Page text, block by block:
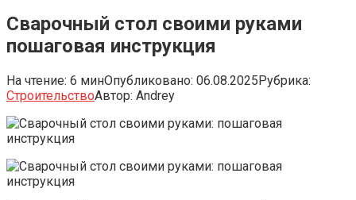
Сварочный стол своими руками
пошаговая инструкция
На чтение: 6 минОпубликовано: 06.08.2025Рубрика:
СтроительствоАвтор: Andrey